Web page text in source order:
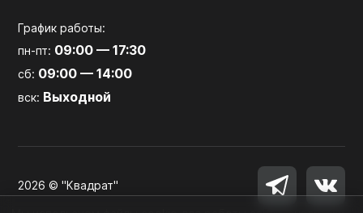
График работы:
пн-пт: 09:00 — 17:30
сб: 09:00 — 14:00
вск: Выходной
2026 © "Квадрат"